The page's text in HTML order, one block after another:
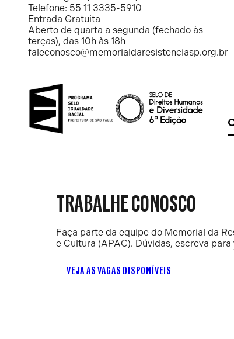
Telefone: 55 11 3335-5910
Entrada Gratuita
Aberto de quarta a segunda (fechado às
terças), das 10h às 18h
faleconosco@memorialdaresistenciasp.org.br
TRABALHE CONOSCO
Faça parte da equipe do Memorial da
e Cultura (APAC). Dúvidas, escreva para
VEJA AS VAGAS DISPONÍVEIS